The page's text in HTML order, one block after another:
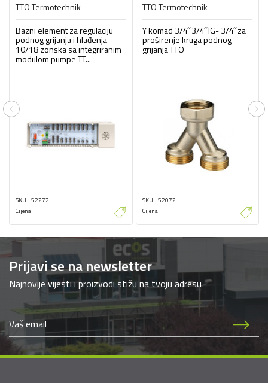
TTO Termotechnik
Bazni element za regulaciju
podnog grijanja i hlađenja
10/18 zonska sa integriranim
modulom pumpe TT...
SKU 52272
Cijena
TTO Termotechnik
Y komad 3/4˝ 3/4˝ IG- 3/4˝ za
proširenje kruga podnog
grijanja TTO
SKU 52072
Cijena
Previous
Prijavi se na newsletter
Najnovije vijesti i proizvodi stižu na tvoju adresu